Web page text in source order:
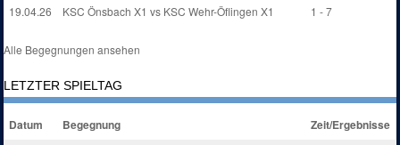
19.04.26
KSC Önsbach X1 vs KSC Wehr-Öflingen X1 1 - 7
Alle Begegnungen ansehen
LETZTER SPIELTAG
Datum Begegnung Zeit/Ergebnisse